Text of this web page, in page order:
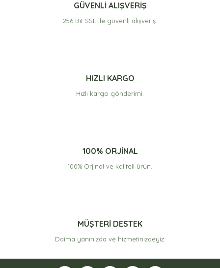
GÜVENLİ ALIŞVERİŞ
256 Bit SSL ile güvenli alışveriş.
HIZLI KARGO
Hızlı kargo gönderimi.
100% ORJİNAL
100% Orjinal ve kaliteli ürün.
MÜŞTERİ DESTEK
Daima yanınızda ve hizmetinizdeyiz.